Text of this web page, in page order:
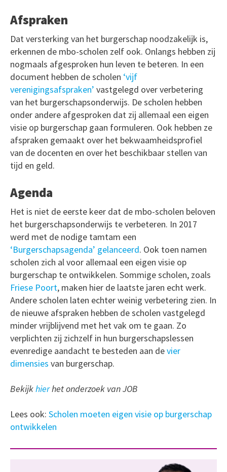
Afspraken
Dat versterking van het burgerschap noodzakelijk is,
erkennen de mbo-scholen zelf ook. Onlangs hebben zij
nogmaals afgesproken hun leven te beteren. In een
document hebben de scholen ‘vijf
verenigingsafspraken’ vastgelegd over verbetering
van het burgerschapsonderwijs. De scholen hebben
onder andere afgesproken dat zij allemaal een eigen
visie op burgerschap gaan formuleren. Ook hebben ze
afspraken gemaakt over het bekwaamheidsprofiel
van de docenten en over het beschikbaar stellen van
tijd en geld.
Agenda
Het is niet de eerste keer dat de mbo-scholen beloven
het burgerschapsonderwijs te verbeteren. In 2017
werd met de nodige tamtam een
‘Burgerschapsagenda’ gelanceerd. Ook toen namen
scholen zich al voor allemaal een eigen visie op
burgerschap te ontwikkelen. Sommige scholen, zoals
Friese Poort, maken hier de laatste jaren echt werk.
Andere scholen laten echter weinig verbetering zien. In
de nieuwe afspraken hebben de scholen vastgelegd
minder vrijblijvend met het vak om te gaan. Zo
verplichten zij zichzelf in hun burgerschapslessen
evenredige aandacht te besteden aan devier
dimensies van burgerschap.
Bekijkhierhet onderzoek van JOB
Lees ook: Scholen moeten eigen visie op burgerschap
ontwikkelen